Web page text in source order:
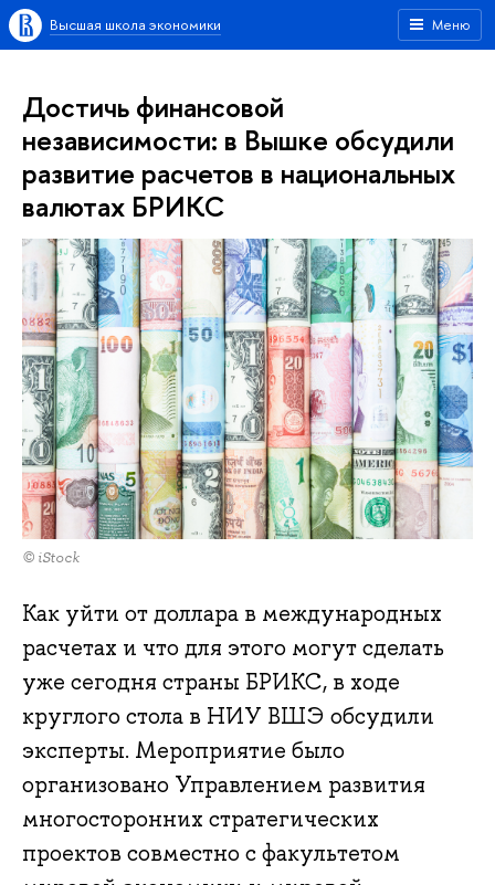
Меню
Высшая школа экономики
Достичь финансовой
независимости: в Вышке обсудили
развитие расчетов в национальных
валютах БРИКС
© iStock
Как уйти от доллара в международных
расчетах и что для этого могут сделать
уже сегодня страны БРИКС, в ходе
круглого стола в НИУ ВШЭ обсудили
эксперты. Мероприятие было
организовано Управлением развития
многосторонних стратегических
проектов совместно с факультетом